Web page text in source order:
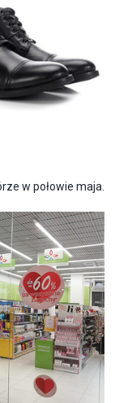
w połowie maja.